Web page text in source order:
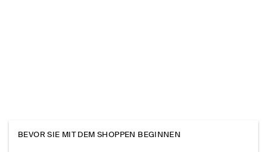
BEVOR SIE MIT DEM SHOPPEN BEGINNEN